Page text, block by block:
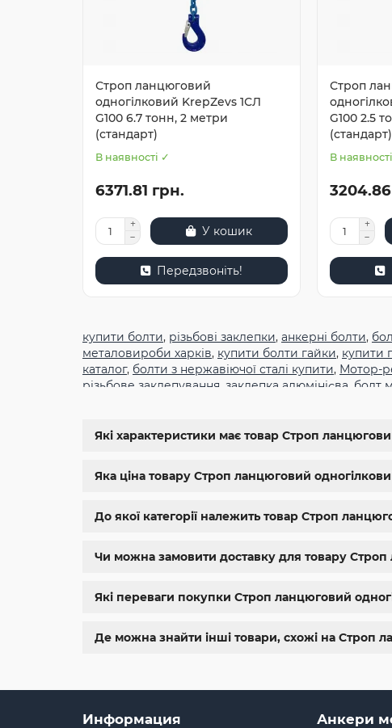
Строп ланцюговий
одногілковий KrepZevs 1СЛ
G100 6.7 тонн, 2 метри
(стандарт)
В наявності ✓
6371.81 грн.
У кошик
Передзвоніть!
Строп
G100 2.5
(стандарт)
В
купити болти, різьбові заклепки, анкерні болти,
металовироби харків, купити болти гайки, купити
каталог, болти з нержавіючої сталі купити, Мотор-
різьбове заклепування заклепка алюмінієва болт
болтов,гайки и болты ,болты харьков,болты
Які характеристики має товар Строп
Яка ціна товару Строп ланцюговий
До якої категорії належить товар Строп
Чи можна замовити доставку для товару Строп
Які переваги покупки Строп ланцюговий
Де можна знайти інші товари, схожі на Строп
Информация Анкери